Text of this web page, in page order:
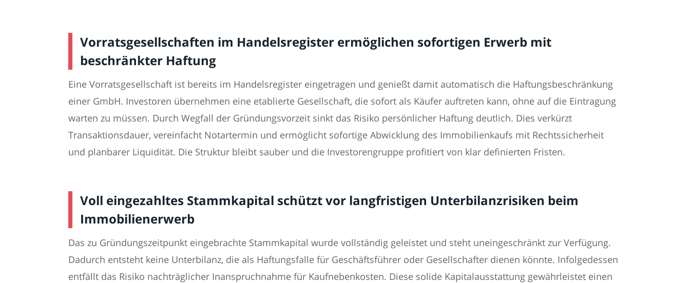
Vorratsgesellschaften im Handelsregister ermöglichen sofortigen Erwerb mit
beschränkter Haftung
Eine Vorratsgesellschaft ist bereits im Handelsregister eingetragen und genießt damit automatisch die Haftungsbeschränkung
einer GmbH. Investoren übernehmen eine etablierte Gesellschaft, die sofort als Käufer auftreten kann, ohne auf die Eintragung
warten zu müssen. Durch Wegfall der Gründungsvorzeit sinkt das Risiko persönlicher Haftung deutlich. Dies verkürzt
Transaktionsdauer, vereinfacht Notartermin und ermöglicht sofortige Abwicklung des Immobilienkaufs mit Rechtssicherheit
und planbarer Liquidität. Die Struktur bleibt sauber und die Investorengruppe profitiert von klar definierten Fristen.
Voll eingezahltes Stammkapital schützt vor langfristigen Unterbilanzrisiken beim
Immobilienerwerb
Das zu Gründungszeitpunkt eingebrachte Stammkapital wurde vollständig geleistet und steht uneingeschränkt zur Verfügung.
Dadurch entsteht keine Unterbilanz, die als Haftungsfalle für Geschäftsführer oder Gesellschafter dienen könnte. Infolgedessen
entfällt das Risiko nachträglicher Inanspruchnahme für Kaufnebenkosten. Diese solide Kapitalausstattung gewährleistet einen